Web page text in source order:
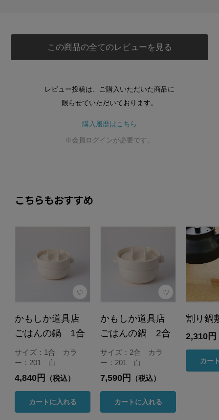
この商品の全てのレビューを見る
レビュー投稿は、ご購入いただいた商品に
限らせていただいております。
購入履歴はこちら
※会員ログインが必要です。
こちらもおすすめ
かもしか道具店
ごはんの鍋 1合
サイズ：1合 カラ
ー：201 白
4,840円 （税込）
カートに入れる
かもしか道具店
ごはんの鍋 2合
サイズ：2合 カラ
ー：201 白
7,590円 （税込）
カートに入れる
割り鍋
2,310円
カー